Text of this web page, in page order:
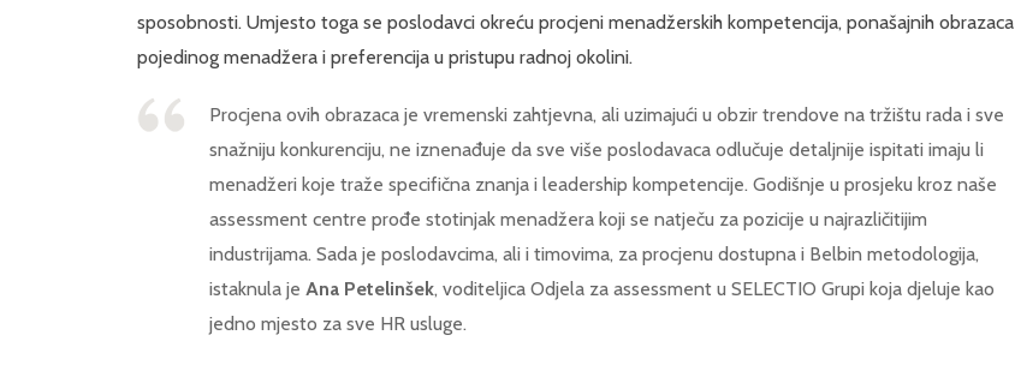
sposobnosti. Umjesto toga se poslodavci okreću procjeni menadžerskih kompetencija, ponašajnih obrazaca
pojedinog menadžera i preferencija u pristupu radnoj okolini.
Procjena ovih obrazaca je vremenski zahtjevna, ali uzimajući u obzir trendove na tržištu rada i sve
snažniju konkurenciju, ne iznenađuje da sve više poslodavaca odlučuje detaljnije ispitati imaju li
menadžeri koje traže specifična znanja i leadership kompetencije. Godišnje u prosjeku kroz naše
assessment centre prođe stotinjak menadžera koji se natječu za pozicije u najrazličitijim
industrijama. Sada je poslodavcima, ali i timovima, za procjenu dostupna i Belbin metodologija,
istaknula je Ana Petelinšek, voditeljica Odjela za assessment u SELECTIO Grupi koja djeluje kao
jedno mjesto za sve HR usluge.